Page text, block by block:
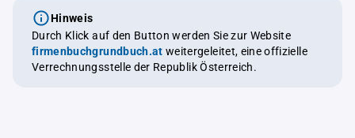
Hinweis
Durch Klick auf den Button werden Sie zur Website
firmenbuchgrundbuch.at weitergeleitet, eine offizielle
Verrechnungsstelle der Republik Österreich.